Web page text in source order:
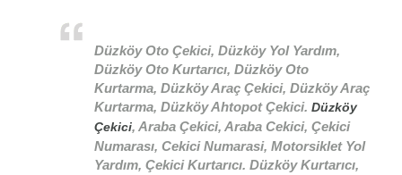
Düzköy Oto Çekici, Düzköy Yol Yardım,
Düzköy Oto Kurtarıcı, Düzköy Oto
Kurtarma, Düzköy Araç Çekici, Düzköy Araç
Kurtarma, Düzköy Ahtopot Çekici. Düzköy
Çekici, Araba Çekici, Araba Cekici, Çekici
Numarası, Cekici Numarasi, Motorsiklet Yol
Yardım, Çekici Kurtarıcı. Düzköy Kurtarıcı,